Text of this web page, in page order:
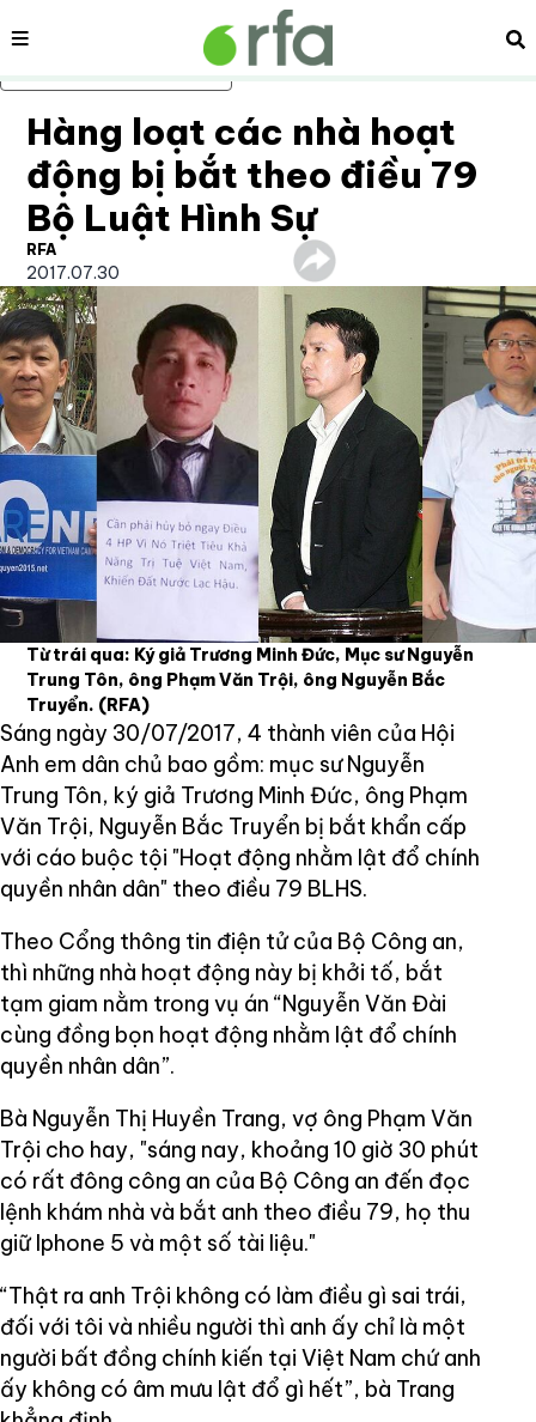
Bỏ qua nội dung chính
Nội dung
Hàng loạt các nhà hoạt
động bị bắt theo điều 79
Bộ Luật Hình Sự
RFA
2017.07.30
Từ trái qua: Ký giả Trương Minh Đức, Mục sư Nguyễn
Trung Tôn, ông Phạm Văn Trội, ông Nguyễn Bắc
Truyển. (RFA)
Sáng ngày 30/07/2017, 4 thành viên của Hội
Anh em dân chủ bao gồm: mục sư Nguyễn
Trung Tôn, ký giả Trương Minh Đức, ông Phạm
Văn Trội, Nguyễn Bắc Truyển bị bắt khẩn cấp
với cáo buộc tội "Hoạt động nhằm lật đổ chính
quyền nhân dân" theo điều 79 BLHS.
Theo Cổng thông tin điện tử của Bộ Công an,
thì những nhà hoạt động này bị khởi tố, bắt
tạm giam nằm trong vụ án “Nguyễn Văn Đài
cùng đồng bọn hoạt động nhằm lật đổ chính
quyền nhân dân”.
Bà Nguyễn Thị Huyền Trang, vợ ông Phạm Văn
Trội cho hay, "sáng nay, khoảng 10 giờ 30 phút
có rất đông công an của Bộ Công an đến đọc
lệnh khám nhà và bắt anh theo điều 79, họ thu
giữ Iphone 5 và một số tài liệu."
“Thật ra anh Trội không có làm điều gì sai trái,
đối với tôi và nhiều người thì anh ấy chỉ là một
người bất đồng chính kiến tại Việt Nam chứ anh
ấy không có âm mưu lật đổ gì hết”, bà Trang